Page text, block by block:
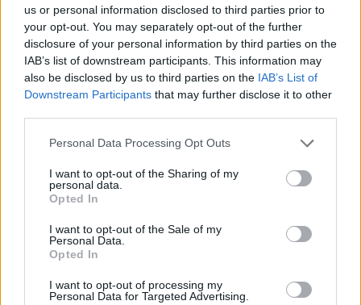
us or personal information disclosed to third parties prior to
your opt-out. You may separately opt-out of the further
disclosure of your personal information by third parties on the
IAB’s list of downstream participants. This information may
also be disclosed by us to third parties on the IAB’s List of
Downstream Participants that may further disclose it to other
Personal Data Processing Opt Outs
I want to opt-out of the Sharing of my
personal data.
Opted In
I want to opt-out of the Sale of my
Personal Data.
Opted In
I want to opt-out of processing my
Personal Data for Targeted Advertising.
Esim for Global
Esim for USA|Esim for Italy| Esim for Spain|Esim